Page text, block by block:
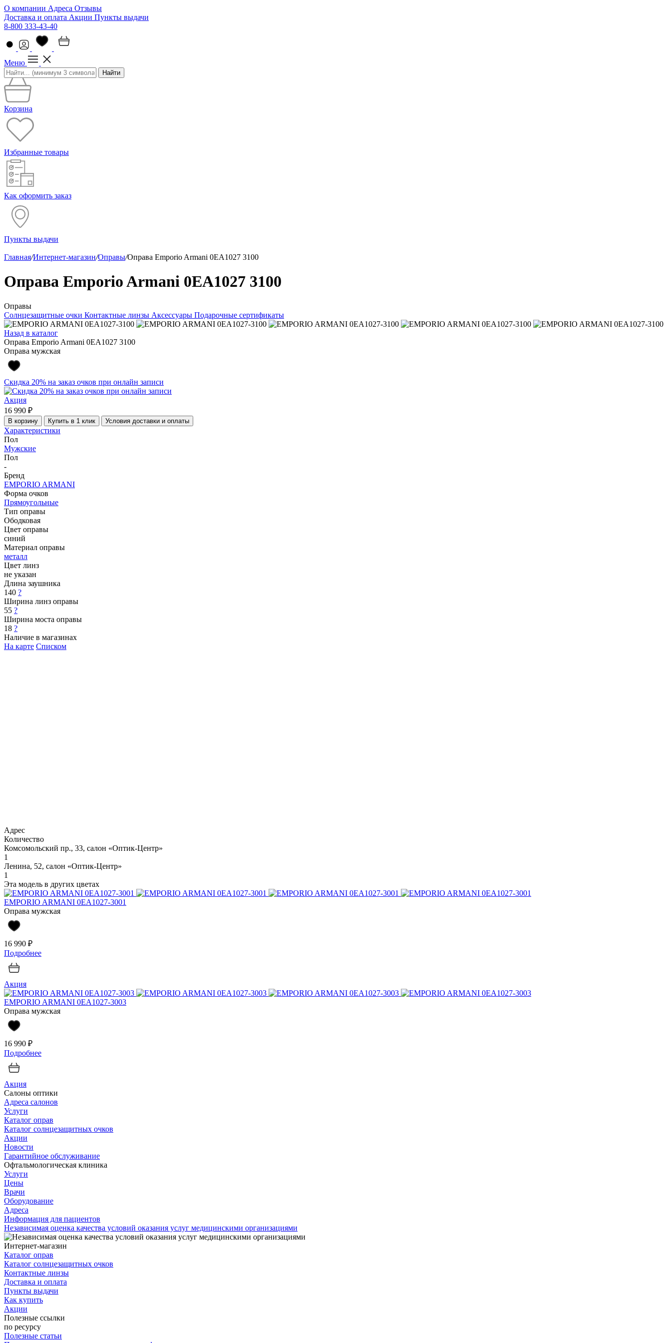
О компании Адреса Отзывы
Доставка и оплата Акции Пункты выдачи
8-800 333-43-40
Меню
Найти
Корзина
Избранные товары
Как оформить заказ
Пункты выдачи
Главная/Интернет-магазин/Оправы/Оправа Emporio Armani 0EA1027 3100
Оправа Emporio Armani 0EA1027 3100
Оправы
Солнцезащитные очки Контактные линзы Аксессуары Подарочные сертификаты
Назад в каталог
Оправа Emporio Armani 0EA1027 3100
Оправа мужская
Скидка 20% на заказ очков при онлайн записи
Акция
16 990 ₽
В корзину Купить в 1 клик Условия доставки и оплаты
Характеристики
Пол
Мужские
Пол
-
Бренд
EMPORIO ARMANI
Форма очков
Прямоугольные
Тип оправы
Ободковая
Цвет оправы
синий
Материал оправы
металл
Цвет линз
не указан
Длина заушника
140 ?
Ширина линз оправы
55 ?
Ширина моста оправы
18 ?
Наличие в магазинах
На карте Списком
Адрес
Количество
Комсомольский пр., 33, салон «Оптик-Центр»
1
Ленина, 52, салон «Оптик-Центр»
1
Эта модель в других цветах
EMPORIO ARMANI 0EA1027-3001
Оправа мужская
16 990 ₽
Подробнее
Акция
EMPORIO ARMANI 0EA1027-3003
Оправа мужская
16 990 ₽
Подробнее
Акция
Салоны оптики
Адреса салонов
Услуги
Каталог оправ
Каталог солнцезащитных очков
Акции
Новости
Гарантийное обслуживание
Офтальмологическая клиника
Услуги
Цены
Врачи
Оборудование
Адреса
Информация для пациентов
Независимая оценка качества условий оказания услуг медицинскими организациями
Интернет-магазин
Каталог оправ
Каталог солнцезащитных очков
Контактные линзы
Доставка и оплата
Пункты выдачи
Как купить
Акции
Полезные ссылки
по ресурсу
Полезные статьи